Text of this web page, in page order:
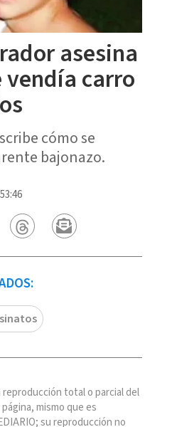
asesina
carro
cómo se
bajonazo.
reproducción total o parcial del
mismo que es
su reproducción no